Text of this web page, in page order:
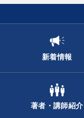
新着情報
著者・講師紹介